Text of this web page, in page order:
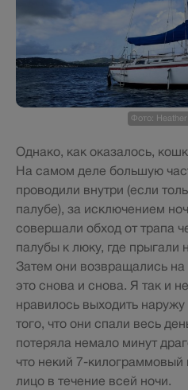
Фото:
Однако, как оказалось,
На самом деле большую
проводили внутри (если
палубе), за исключением
совершали обход от трапа
палубы к люку, где прыгали
Затем они возвращались на
это снова и снова. Я так и
нравилось выходить
того, что они спали весь
потеряла немало минут
что некий 7-
лицо в течение всей ночи.